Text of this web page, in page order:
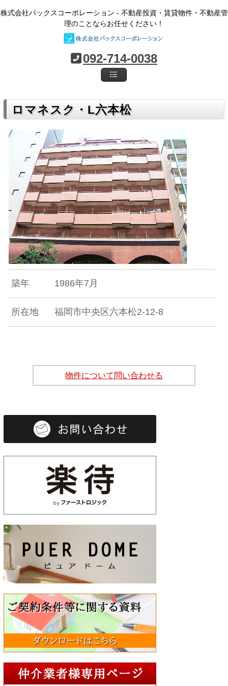
株式会社パックスコーポレーション - 不動産投資・賃貸物件・不動産管
理のことならお任せください！
092-714-0038
ロマネスク・L六本松
築年 1986年7月
所在地 福岡市中央区六本松2-12-8
物件について問い合わせる